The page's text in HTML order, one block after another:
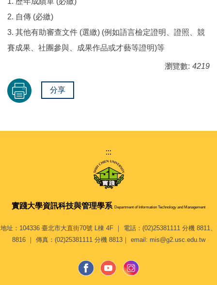
2. 自傳 (必繳)
3. 其他有助審查文件 (選繳) (例如語言檢定證明、證照、競
賽成果、社團參與、成果作品或才藝等證明)等
瀏覽數: 4219
分享
:::
實踐大學資訊科技與管理學系 Department of Information Technology and Management
地址：104336 臺北市大直街70號 L棟 4F ｜ 電話：(02)25381111 分機 8811、
8816 ｜ 傳真：(02)25381111 分機 8813｜ email: mis@g2.usc.edu.tw